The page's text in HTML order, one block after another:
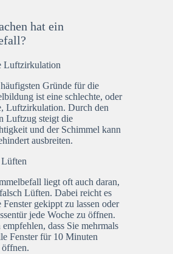
hat ein
Luftzirkulation
Gründe für die
ist eine schlechte, oder
Luftzirkulation. Durch den
Luftzug steigt die
und der Schimmel kann
ausbreiten.
Lüften
liegt oft auch daran,
Lüften. Dabei reicht es
Fenster gekippt zu lassen oder
jede Woche zu öffnen.
dass Sie mehrmals
Fenster für 10 Minuten